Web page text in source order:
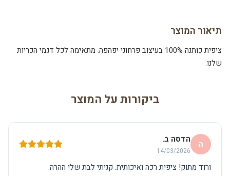
תיאור המוצר
ציפית כותנה 100% בעיצוב פרחוני יפהפה. מתאימה לכל דגמי הכריות
שלנו.
ביקורות על המוצר
ה הדסה ב.
14/03/2026
ורוד מתוק! ציפית רכה ואיכותית. קניתי לבת שלי ההרה.